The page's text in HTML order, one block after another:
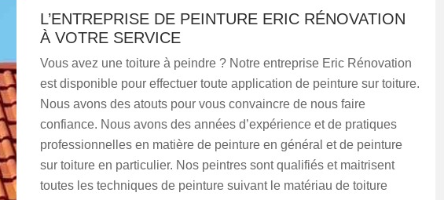
L’ENTREPRISE DE PEINTURE ERIC RÉNOVATION
À VOTRE SERVICE
Vous avez une toiture à peindre ? Notre entreprise Eric Rénovation
est disponible pour effectuer toute application de peinture sur toiture.
Nous avons des atouts pour vous convaincre de nous faire
confiance. Nous avons des années d’expérience et de pratiques
professionnelles en matière de peinture en général et de peinture
sur toiture en particulier. Nos peintres sont qualifiés et maitrisent
toutes les techniques de peinture suivant le matériau de toiture